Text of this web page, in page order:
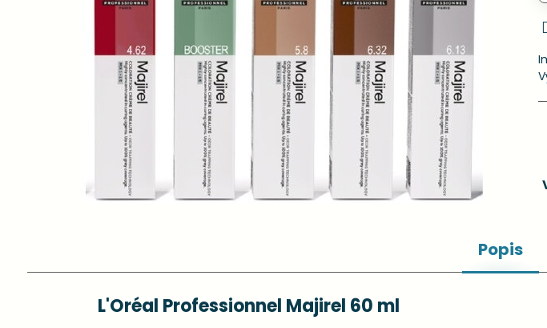
Popis
L'Oréal Professionnel Majirel 60 ml